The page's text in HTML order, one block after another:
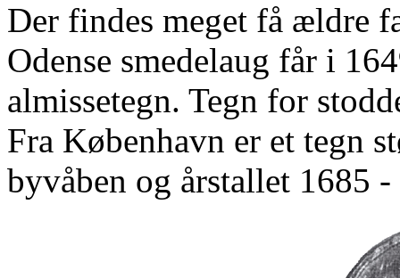
Der findes meget få ældre
Odense smedelaug får i
almissetegn. Tegn for
Fra København er et tegn
byvåben og årstallet 1685